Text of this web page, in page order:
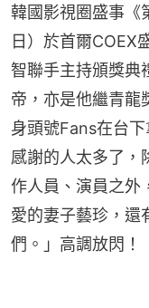
韓國影視圈盛事《
日）於首爾COEX
智聯手主持頒獎典
帝，亦是他繼青龍
身頭號Fans在台
感謝的人太多了，
作人員、演員之外
愛的妻子藝珍，還
們。」高調放閃！